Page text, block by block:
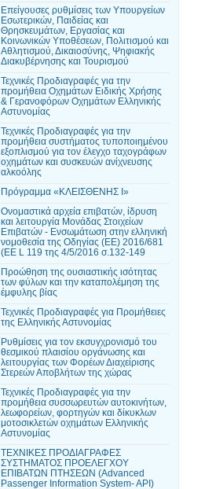
Επείγουσες ρυθμίσεις των Υπουργείων
Εσωτερικών, Παιδείας και
Θρησκευμάτων, Εργασίας και
Κοινωνικών Υποθέσεων, Πολιτισμού και
Αθλητισμού, Δικαιοσύνης, Ψηφιακής
Διακυβέρνησης και Τουρισμού
Τεχνικές Προδιαγραφές για την
προμήθεια Οχημάτων Ειδικής Χρήσης
& Γερανοφόρων Οχημάτων Ελληνικής
Αστυνομίας
Τεχνικές Προδιαγραφές για την
προμήθεια συστήματος τυποποιημένου
εξοπλισμού για τον έλεγχο ταχογράφων
οχημάτων και συσκευών ανίχνευσης
αλκοόλης
Πρόγραμμα «ΚΛΕΙΣΘΕΝΗΣ Ι»
Ονομαστικά αρχεία επιβατών, ίδρυση
και λειτουργία Μονάδας Στοιχείων
Επιβατών - Ενσωμάτωση στην ελληνική
νομοθεσία της Οδηγίας (EE) 2016/681
(EE L 119 της 4/5/2016 σ.132-149
Προώθηση της ουσιαστικής ισότητας
των φύλων και την καταπολέμηση της
έμφυλης βίας
Τεχνικές Προδιαγραφές για Προμήθειες
της Ελληνικής Αστυνομίας
Ρυθμίσεις για τον εκσυγχρονισμό του
θεσμικού πλαισίου οργάνωσης και
λειτουργίας των Φορέων Διαχείρισης
Στερεών Αποβλήτων της χώρας
Τεχνικές Προδιαγραφές για την
προμήθεια συσσωρευτών αυτοκινήτων,
λεωφορείων, φορτηγών και δίκυκλων
μοτοσικλετών οχημάτων Ελληνικής
Αστυνομίας
ΤΕΧΝΙΚΕΣ ΠΡΟΔΙΑΓΡΑΦΕΣ
ΣΥΣΤΗΜΑΤΟΣ ΠΡΟΕΛΕΓΧΟΥ
ΕΠΙΒΑΤΩΝ ΠΤΗΣΕΩΝ (Advanced
Passenger Information System- API)